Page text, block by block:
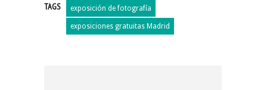
TAGS exposición de fotografía
exposiciones gratuitas Madrid